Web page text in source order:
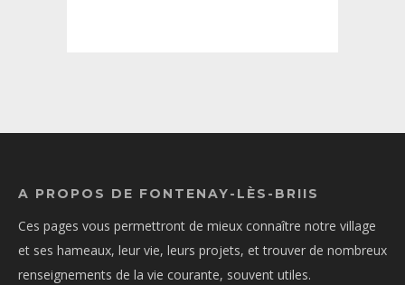
A PROPOS DE FONTENAY-LÈS-BRIIS
Ces pages vous permettront de mieux connaître notre village
et ses hameaux, leur vie, leurs projets, et trouver de nombreux
renseignements de la vie courante, souvent utiles.